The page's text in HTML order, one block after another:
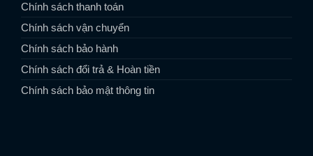
Chính sách thanh toán
Chính sách vận chuyển
Chính sách bảo hành
Chính sách đổi trả & Hoàn tiền
Chính sách bảo mật thông tin